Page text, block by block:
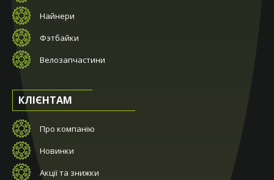
Найнери
Фэтбайки
Велозапчастини
КЛІЄНТАМ
Про компанію
Новинки
Акції та знижки